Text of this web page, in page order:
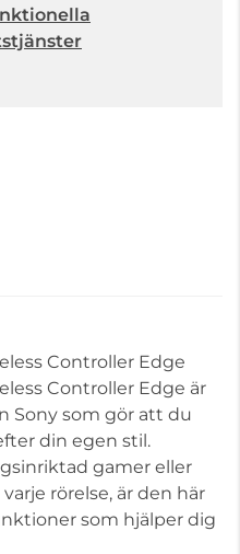
Controller Edge
Controller Edge är
Sony som gör att du
din egen stil.
gamer eller
rörelse, är den här
som hjälper dig